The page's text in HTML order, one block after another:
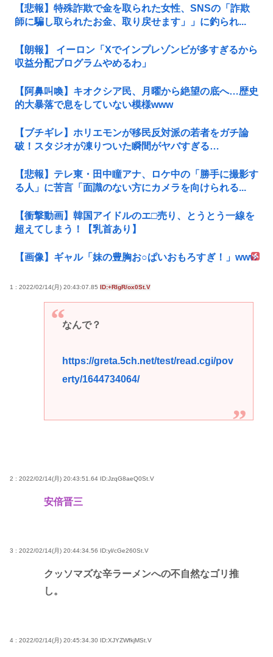
【悲報】特殊詐欺で金を取られた女性、SNSの「詐欺
師に騙し取られたお金、取り戻せます」」に釣られ...
【朗報】 イーロン「Xでインプレゾンビが多すぎるから
収益分配プログラムやめるわ」
【阿鼻叫喚】キオクシア民、月曜から絶望の底へ…歴史
的大暴落で息をしていない模様www
【ブチギレ】ホリエモンが移民反対派の若者をガチ論
破！スタジオが凍りついた瞬間がヤバすぎる…
【悲報】テレ東・田中瞳アナ、ロケ中の「勝手に撮影す
る人」に苦言「面識のない方にカメラを向けられる...
【衝撃動画】韓国アイドルのエ□売り、とうとう一線を
超えてしまう！【乳首あり】
【画像】ギャル「妹の豊胸お○ぱいおもろすぎ！」www
1 : 2022/02/14(月) 20:43:07.85 ID:+RIgR/ox0St.V
なんで？
https://greta.5ch.net/test/read.cgi/pov
erty/1644734064/
2 : 2022/02/14(月) 20:43:51.64 ID:JzqG8aeQ0St.V
安倍晋三
3 : 2022/02/14(月) 20:44:34.56 ID:yl/cGe260St.V
クッソマズな辛ラーメンへの不自然なゴリ推
し。
4 : 2022/02/14(月) 20:45:34.30 ID:XJYZWfkjMSt.V